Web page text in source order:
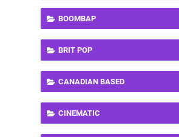
BOOMBAP
BRIT POP
CANADIAN BASED
CINEMATIC